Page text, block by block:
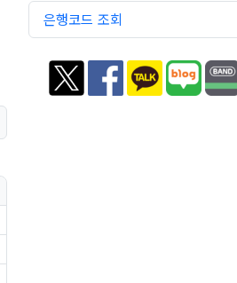
은행코드 조회